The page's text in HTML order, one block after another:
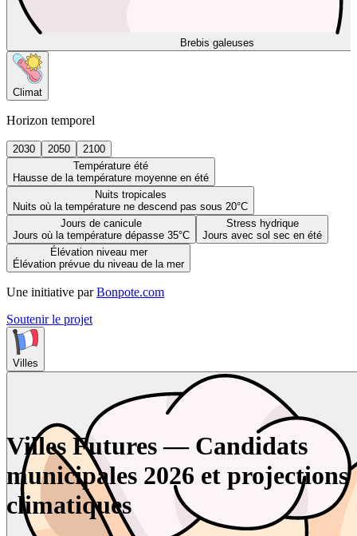
Brebis galeuses
Climat
Horizon temporel
2030 2050
2100
Température été
Hausse de la température moyenne en été
Nuits tropicales
Nuits où la température ne descend pas sous 20°C
Jours de canicule
Jours où la température dépasse 35°C
Stress hydrique
Jours avec sol sec en été
Élévation niveau mer
Élévation prévue du niveau de la mer
Une initiative par Bonpote.com
Soutenir le projet
Villes
Villes Futures — Candidats
municipales 2026 et projections
climatiques